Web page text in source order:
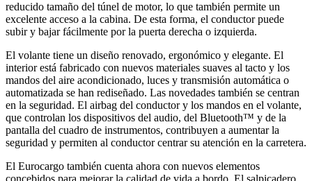
reducido tamaño del túnel de motor, lo que también permite un
excelente acceso a la cabina. De esta forma, el conductor puede
subir y bajar fácilmente por la puerta derecha o izquierda.
El volante tiene un diseño renovado, ergonómico y elegante. El
interior está fabricado con nuevos materiales suaves al tacto y los
mandos del aire acondicionado, luces y transmisión automática o
automatizada se han rediseñado. Las novedades también se centran
en la seguridad. El airbag del conductor y los mandos en el volante,
que controlan los dispositivos del audio, del Bluetooth™ y de la
pantalla del cuadro de instrumentos, contribuyen a aumentar la
seguridad y permiten al conductor centrar su atención en la carretera.
El Eurocargo también cuenta ahora con nuevos elementos
concebidos para mejorar la calidad de vida a bordo. El salpicadero